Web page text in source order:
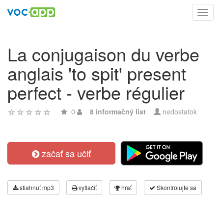
La conjugaison du verbe
anglais 'to spit' present
perfect - verbe régulier
0 8 informačný list nedostatok
začať sa učiť
stiahnuť mp3 vytlačiť hrať Skontrolujte sa